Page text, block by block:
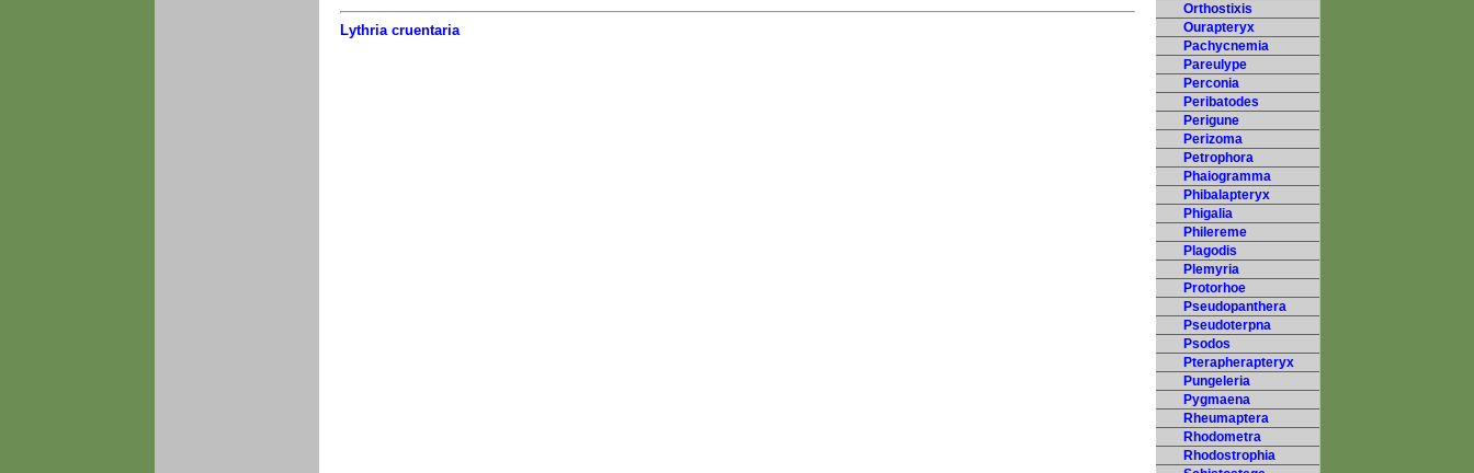
Lythria cruentaria
Orthostixis
Ourapteryx
Pachycnemia
Pareulype
Perconia
Peribatodes
Perigune
Perizoma
Petrophora
Phaiogramma
Phibalapteryx
Phigalia
Philereme
Plagodis
Plemyria
Protorhoe
Pseudopanthera
Pseudoterpna
Psodos
Pterapherapteryx
Pungeleria
Pygmaena
Rheumaptera
Rhodometra
Rhodostrophia